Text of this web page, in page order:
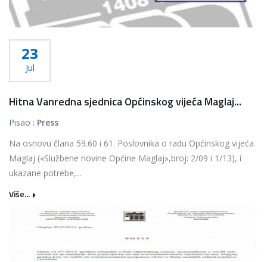
23
Jul
Hitna Vanredna sjednica Općinskog vijeća Maglaj...
Pisao : Press
Na osnovu člana 59.60 i 61. Poslovnika o radu Općinskog vijeća
Maglaj («Službene novine Općine Maglaj»,broj: 2/09 i 1/13), i
ukazane potrebe,...
Više...